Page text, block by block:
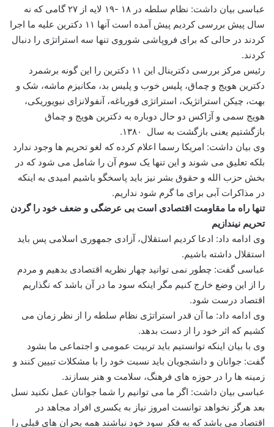
عباسی بیان داشت: نظام سلطه در ۱۸ -۱۹ لایه از ۲۷ گامی که نه
سال پیش بررسی کردیم پیش آمده است آنها ۱۱ دکترین علیه ما اجرا
کردند در حالی که برای فروپاشی شوروی تنها سه استراتژی را دنبال
کردند.
رئیس مرکز بررسی دکترینال این ۱۱ دکترین را این گونه برشمرد
دکترین هویج و چماق، پلیس خوب و پلیس بد، مکانیزم ماشه، شک و
بهت، چیکن استراتژیک، استراتژی قورباغه، آنفولانزای نیویوریکی،
هویج سمی و آژاکس دو حال دوباره به دکترین هویج و چماق
بازگشتیم یعنی بازگشت به سال ۱۳۸۰.
وی بیان داشت: امریکا رسما اعلام کرده که لغو تحریم ها وجود ندارد
بلکه تعلیق می شوند و این تنها یک سوم آن را شامل می شود که در
بخش حزب الله و حقوق بشر نیز باید پاسخگو باشیم امیدی به اینکه
در مذاکرات آبی برای ما گرم شود نداریم.
تنها راه ما مقاومت اقتصادی است بی عرضگی و ضعف خود را گردن
تحریم نیندازیم
وی ادامه داد: ادعا کردیم استقلال، آزادی جمهوری اسلامی پس باید
استقلال داشته باشیم.
عباسی گفت: چطور نمی توانید چهار نظریه اقتصادی بدهیم و مردم
را از این وضع خارج کنیم مگر اینکه سود ما در آن باشد که نگذاریم
اقتصاد درست شود.
وی ادامه داد: ما آن قدر استراتژی نظام سلطه را از نظر زمان می
کشیم که اثر خود را از دست بدهد.
وی با بیان اینکه توانستیم باید تربیت عمومی و اجتماعی ما بشود
گفت: جوانان و دانشجویان باید نسبت خود را با مشکلات تبیین کنند و
زمینه ها را در حوزه های فرهنگ، سلامت و هنر بسازند.
عباسی بیان داشت: اگر ما می توانیم را شما جوانان عمل نکنید نسل
بعد هرگز نخواهد توانست امروز نیاز به یکسری افراد مجاهد در
اقتصاد می باشد که به فکر سود خود نباشند همه بحران های قبلی را